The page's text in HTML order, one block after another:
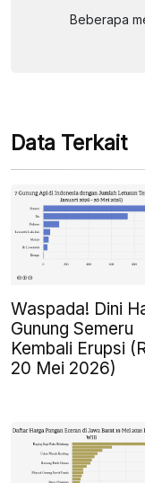
Beberapa
Data Terkait
Waspada! Dini
Gunung Semeru
Kembali Erupsi
20 Mei 2026)